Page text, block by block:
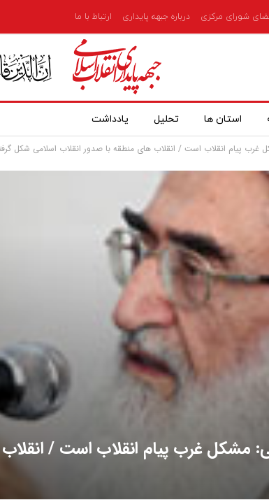
شورای مرکزی درباره جبهه پایداری ارتباط با ما
استان ها تحلیل یادداشت
غرب پیام انقلاب است / انقلاب های منطقه با صدور انقلاب اسلامی شکل
مشکل غرب پیام انقلاب است /